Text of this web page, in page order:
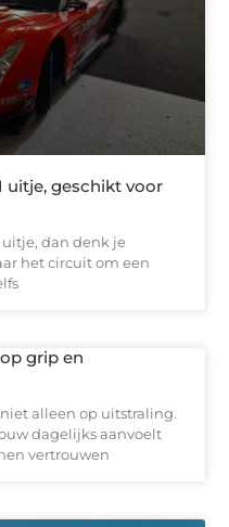
uitje, geschikt voor
uitje, dan denk je
het circuit om een
grip en
alleen op uitstraling.
dagelijks aanvoelt
vertrouwen